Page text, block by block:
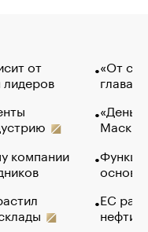
от
лидеров
компании
«От
глава
Маск в
основ
ЕС
нефти